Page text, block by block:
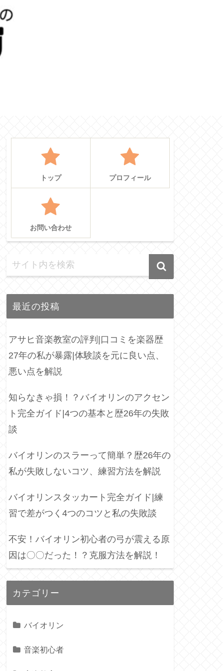
トップ プロフィール
お問い合わせ
最近の投稿
アサヒ音楽教室の評判|口コミを楽器歴
27年の私が暴露|体験談を元に良い点、
悪い点を解説
知らなきゃ損！？バイオリンのアクセン
ト完全ガイド|4つの基本と歴26年の失敗
談
バイオリンのスラーって簡単？歴26年の
私が失敗しないコツ、練習方法を解説
バイオリンスタッカート完全ガイド|練
習で差がつく4つのコツと私の失敗談
不安！バイオリン初心者の弓が震える原
因は〇〇だった！？克服方法を解説！
カテゴリー
バイオリン
音楽初心者